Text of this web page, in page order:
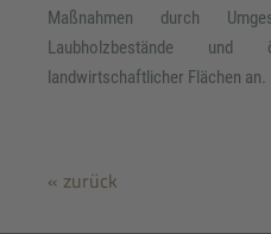
Maßnahmen durch
Laubholzbestände und
landwirtschaftlicher Flächen an.
« zurück